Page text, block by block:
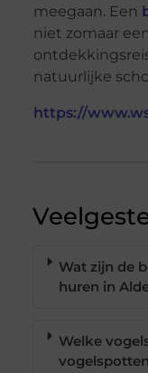
meegaan. Een
niet zomaar
natuurlijke
https://
Wat zijn de
huren in
Welke